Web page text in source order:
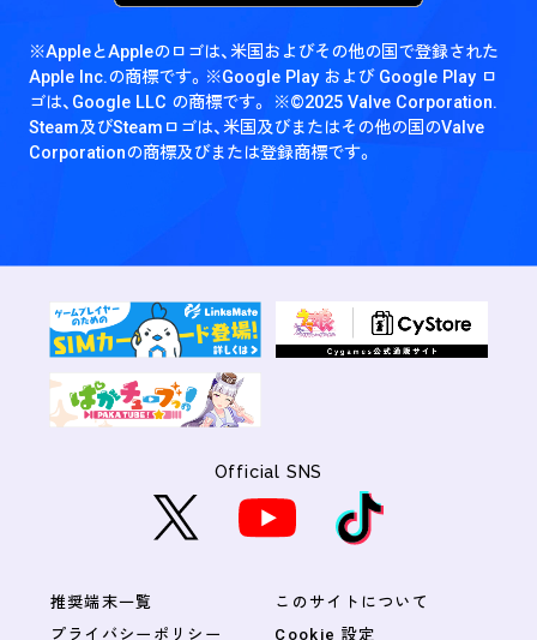
※AppleとAppleのロゴは、米国およびその他の国で登録された
Apple Inc.の商標です。 ※Google Play および Google Play ロ
ゴは、Google LLC の商標です。
※©2025 Valve Corporation.
Steam及びSteamロゴは、米国及びまたはその他の国のValve
Corporationの商標及びまたは登録商標です。
Official SNS
推奨端末一覧
このサイトについて
プライバシーポリシー
Cookie 設定